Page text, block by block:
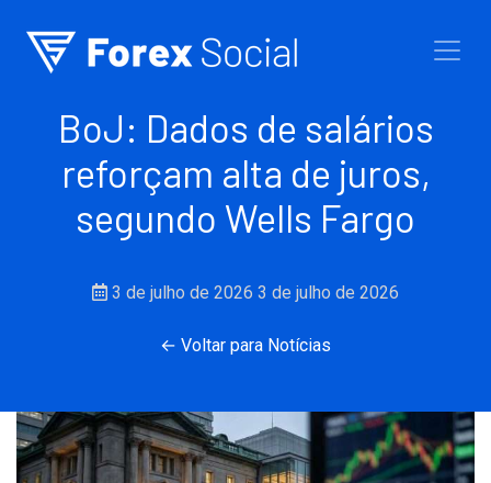
BoJ: Dados de salários
reforçam alta de juros,
segundo Wells Fargo
3 de julho de 2026 3 de julho de 2026
← Voltar para Notícias